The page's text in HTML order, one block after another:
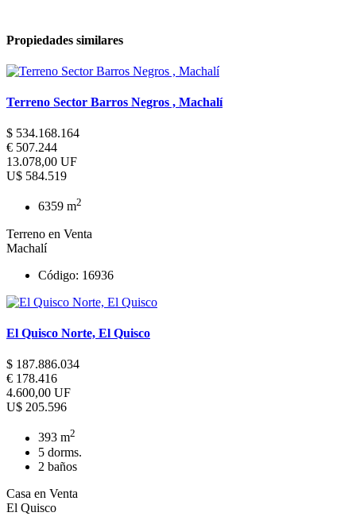
Propiedades similares
Terreno Sector Barros Negros , Machalí
$ 534.168.164
€ 507.244
13.078,00 UF
U$ 584.519
6359 m2
Terreno en Venta
Machalí
Código: 16936
El Quisco Norte, El Quisco
$ 187.886.034
€ 178.416
4.600,00 UF
U$ 205.596
393 m2
5 dorms.
2 baños
Casa en Venta
El Quisco